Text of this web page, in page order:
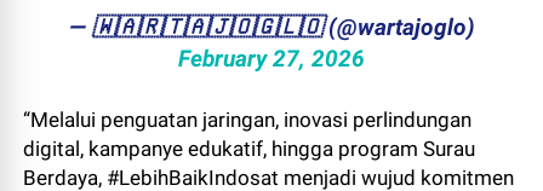
— ​🇼​​🇦​​🇷​​🇹​​🇦​​🇯​​🇴​​🇬​​🇱​​🇴 (@wartajoglo)
February 27, 2026
“Melalui penguatan jaringan, inovasi perlindungan
digital, kampanye edukatif, hingga program Surau
Berdaya, #LebihBaikIndosat menjadi wujud komitmen